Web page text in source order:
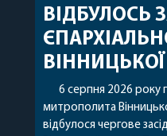
ВІДБУЛОСЬ
ВІННИЦЬКОЇ
6 серпня 2026 року
митрополита
відбулося чергове